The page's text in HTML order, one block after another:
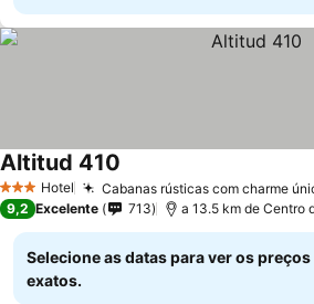
3 EstrelasHotel Cabanas rústicas com charme
Altitud 410
9,2 Excelente 713 a 13.5 km de Centro
Selecione as datas para ver os preços
exatos.